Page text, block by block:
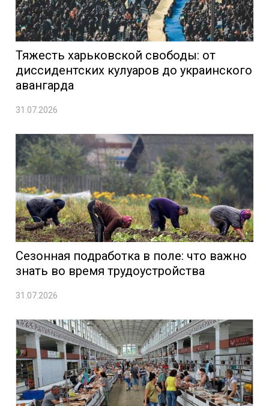
Тяжесть харьковской свободы: от
диссидентских кулуаров до украинского
авангарда
31.07.2026
Сезонная подработка в поле: что важно
знать во время трудоустройства
31.07.2026